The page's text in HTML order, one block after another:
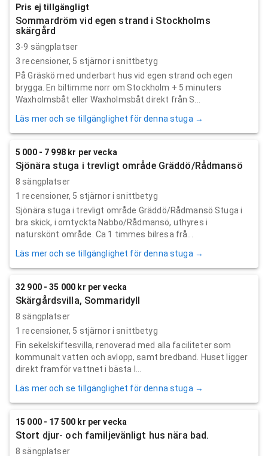
Pris ej tillgängligt
Sommardröm vid egen strand i Stockholms
skärgård
3-9 sängplatser
3 recensioner, 5 stjärnor i snittbetyg
På Gräskö med underbart hus vid egen strand och egen
brygga. En biltimme norr om Stockholm + 5 minuters
Waxholmsbåt eller Waxholmsbåt direkt från S...
Läs mer och se tillgänglighet för denna stuga →
5 000 - 7 998 kr per vecka
Sjönära stuga i trevligt område Gräddö/Rådmansö
8 sängplatser
1 recensioner, 5 stjärnor i snittbetyg
Sjönära stuga i trevligt område Gräddö/Rådmansö Stuga i
bra skick, i omtyckta Nabbo/Rådmansö, uthyres i
naturskönt område. Ca 1 timmes bilresa frå...
Läs mer och se tillgänglighet för denna stuga →
32 900 - 35 000 kr per vecka
Skärgårdsvilla, Sommaridyll
8 sängplatser
1 recensioner, 5 stjärnor i snittbetyg
Fin sekelskiftesvilla, renoverad med alla faciliteter som
kommunalt vatten och avlopp, samt bredband. Huset ligger
direkt framför vattnet i bästa l...
Läs mer och se tillgänglighet för denna stuga →
15 000 - 17 500 kr per vecka
Stort djur- och familjevänligt hus nära bad.
8 sängplatser